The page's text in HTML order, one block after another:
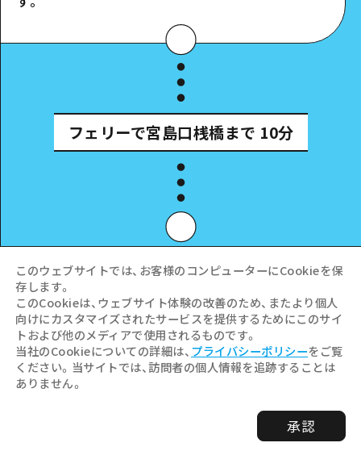
フェリーで宮島口桟橋まで 10分
徒歩で約10分
このウェブサイトでは、お客様のコンピューターにCookieを保
存します。
このCookieは、ウェブサイト体験の改善のため、またより個人
向けにカスタマイズされたサービスを提供するためにこのサイ
トおよび他のメディアで使用されるものです。
当社のCookieについての詳細は、 プライバシーポリシーをご覧
ください。当サイトでは、訪問者の個人情報を追跡することは
ありません。
承認